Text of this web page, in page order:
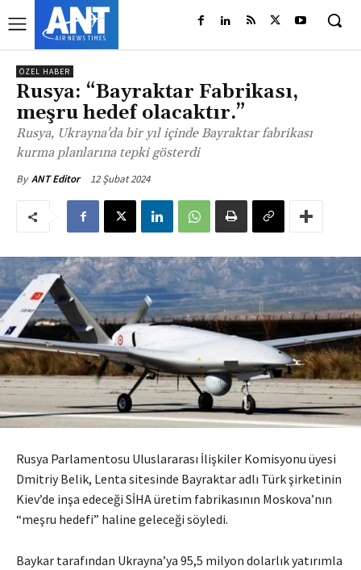
ÖZEL HABER
Rusya: “Bayraktar Fabrikası,
meşru hedef olacaktır.”
Rusya, Ukrayna'da bir yıl içinde Bayraktar fabrikası
kurma planlarına tepki gösterdi
By ANT Editor 12 Şubat 2024
Rusya Parlamentosu Uluslararası İlişkiler Komisyonu üyesi
Dmitriy Belik, Lenta sitesinde Bayraktar adlı Türk şirketinin
Kiev’de inşa edeceği SİHA üretim fabrikasının Moskova’nın
“meşru hedefi” haline geleceği söyledi.
Baykar tarafından Ukrayna’ya 95,5 milyon dolarlık yatırımla